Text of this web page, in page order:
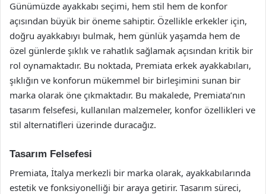
Günümüzde ayakkabı seçimi, hem stil hem de konfor
açısından büyük bir öneme sahiptir. Özellikle erkekler için,
doğru ayakkabıyı bulmak, hem günlük yaşamda hem de
özel günlerde şıklık ve rahatlık sağlamak açısından kritik bir
rol oynamaktadır. Bu noktada, Premiata erkek ayakkabıları,
şıklığın ve konforun mükemmel bir birleşimini sunan bir
marka olarak öne çıkmaktadır. Bu makalede, Premiata’nın
tasarım felsefesi, kullanılan malzemeler, konfor özellikleri ve
stil alternatifleri üzerinde duracağız.
Tasarım Felsefesi
Premiata, İtalya merkezli bir marka olarak, ayakkabılarında
estetik ve fonksiyonelliği bir araya getirir. Tasarım süreci,